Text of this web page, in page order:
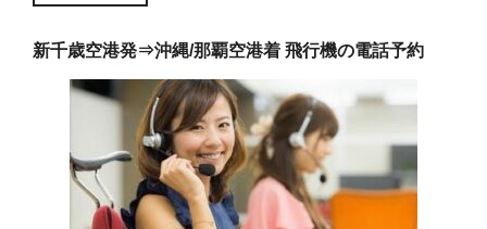
新千歳空港発⇒沖縄/那覇空港着 飛行機の電話予約